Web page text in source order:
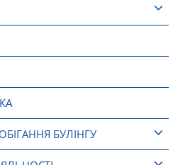
БУЛІНГУ